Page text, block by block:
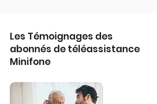
Les Témoignages des
abonnés de téléassistance
Minifone